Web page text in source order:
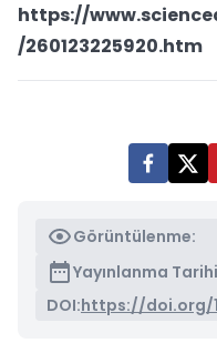
https://
/260123225920.htm
Görüntülenme:
Yayınlanma
DOI:https://doi.org/